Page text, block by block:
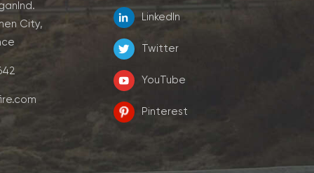
City,
LinkedIn
Twitter
YouTube
Pinterest